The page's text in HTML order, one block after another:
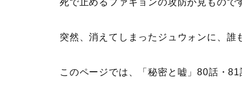
死で止めるファギョンの攻防が見もので
突然、消えてしまったジュウォンに、誰
このページでは、 「秘密と嘘」80話・